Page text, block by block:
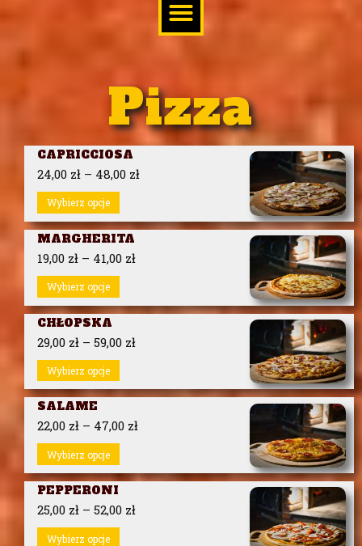
Pizza
CAPRICCIOSA
24,00 zł – 48,00 zł
Wybierz opcje
MARGHERITA
19,00 zł – 41,00 zł
Wybierz opcje
CHŁOPSKA
29,00 zł – 59,00 zł
Wybierz opcje
SALAME
22,00 zł – 47,00 zł
Wybierz opcje
PEPPERONI
25,00 zł – 52,00 zł
Wybierz opcje